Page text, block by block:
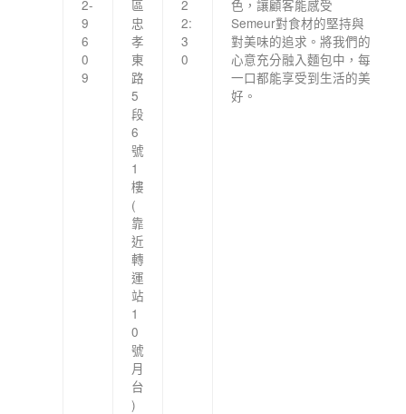
2-
9
6
0
9
區
忠
孝
東
路
5
段
6
號
1
樓
(
靠
近
轉
運
站
1
0
號
月
台
)
2
2:
3
0
色，讓顧客能感受
Semeur對食材的堅持與
對美味的追求。將我們的
心意充分融入麵包中，每
一口都能享受到生活的美
好。